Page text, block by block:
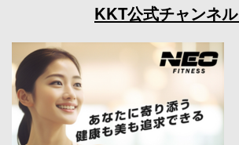
KKT公式チャンネル